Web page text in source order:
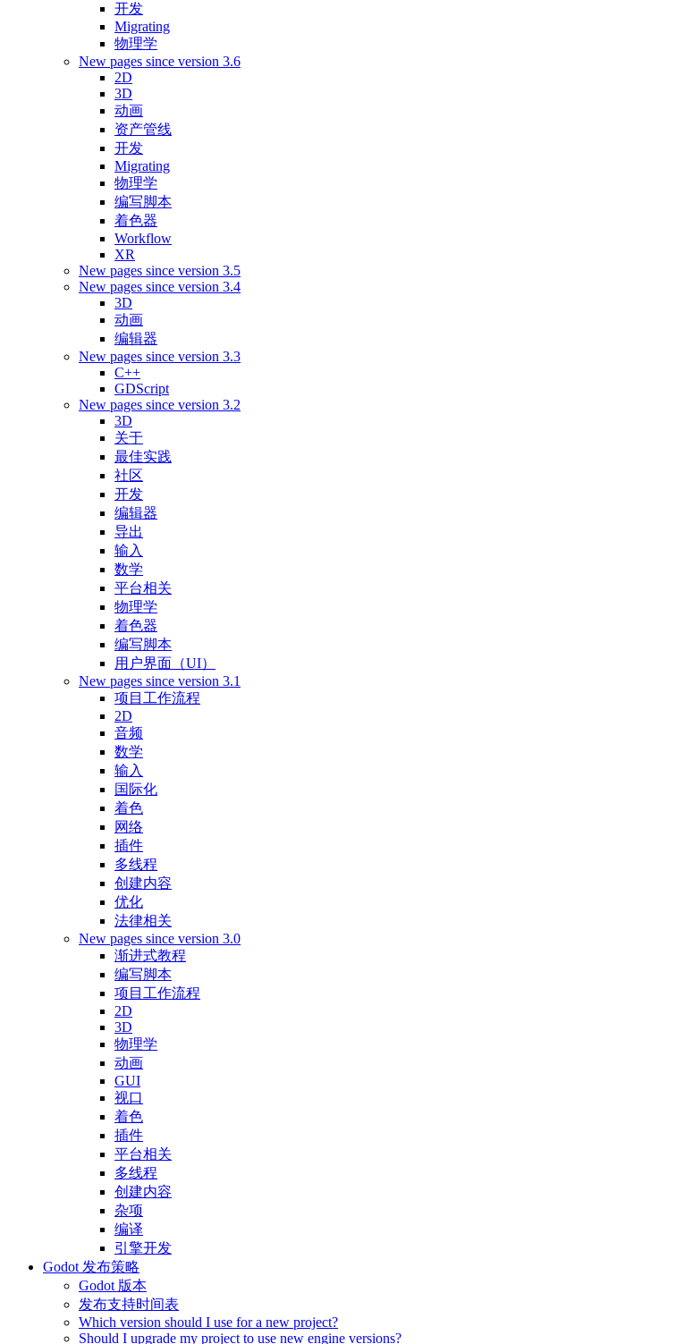
开发
Migrating
物理学
New pages since version 3.6
2D
3D
动画
资产管线
开发
Migrating
物理学
编写脚本
着色器
Workflow
XR
New pages since version 3.5
New pages since version 3.4
3D
动画
编辑器
New pages since version 3.3
C++
GDScript
New pages since version 3.2
3D
关于
最佳实践
社区
开发
编辑器
导出
输入
数学
平台相关
物理学
着色器
编写脚本
用户界面（UI）
New pages since version 3.1
项目工作流程
2D
音频
数学
输入
国际化
着色
网络
插件
多线程
创建内容
优化
法律相关
New pages since version 3.0
渐进式教程
编写脚本
项目工作流程
2D
3D
物理学
动画
GUI
视口
着色
插件
平台相关
多线程
创建内容
杂项
编译
引擎开发
Godot 发布策略
Godot 版本
发布支持时间表
Which version should I use for a new project?
Should I upgrade my project to use new engine versions?